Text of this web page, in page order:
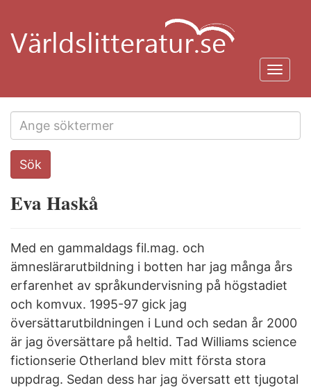
huvudinnehåll
Search
this
Sök
Eva Haskå
Med en gammaldags fil.mag. och
ämneslärarutbildning i botten har jag många års
erfarenhet av språkundervisning på högstadiet
och komvux. 1995-97 gick jag
översättarutbildningen i Lund och sedan år 2000
är jag översättare på heltid. Tad Williams science
fictionserie Otherland blev mitt första stora
uppdrag. Sedan dess har jag översatt ett tjugotal